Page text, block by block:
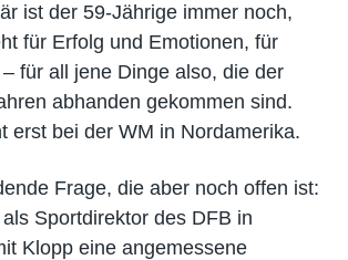
ist der 59-Jährige immer noch,
für Erfolg und Emotionen, für
für all jene Dinge also, die der
abhanden gekommen sind.
erst bei der WM in Nordamerika.
Frage, die aber noch offen ist:
Sportdirektor des DFB in
Klopp eine angemessene